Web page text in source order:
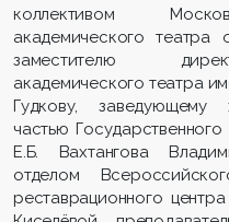
коллективом
академического театра
заместителю
академического театра
Гудкову, заведующему
частью
Е.Б. Вахтангова
отделом
реставрационного